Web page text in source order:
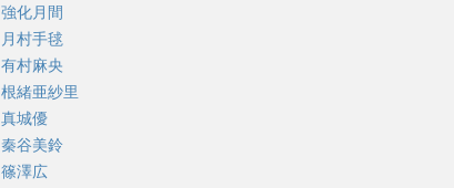
強化月間
月村手毬
有村麻央
根緒亜紗里
真城優
秦谷美鈴
篠澤広